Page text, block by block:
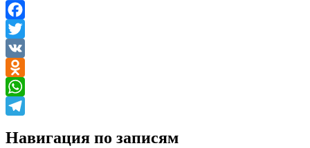
Facebook
Twitter
VK
Odnoklassniki
WhatsApp
Навигация по записям